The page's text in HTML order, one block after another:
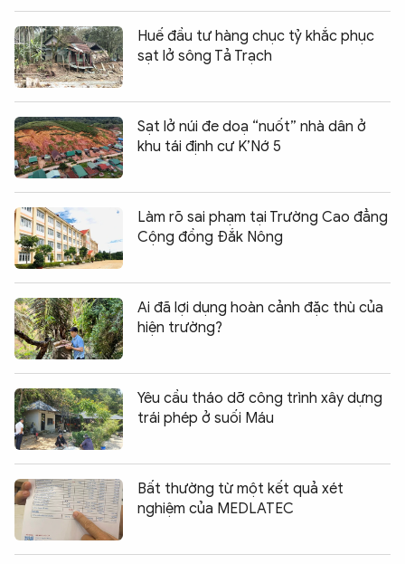
Huế đầu tư hàng chục tỷ khắc phục
sạt lở sông Tả Trạch
Sạt lở núi đe doạ “nuốt” nhà dân ở
khu tái định cư K’Nớ 5
Làm rõ sai phạm tại Trường Cao đẳng
Cộng đồng Đắk Nông
Ai đã lợi dụng hoàn cảnh đặc thù của
hiện trường?
Yêu cầu tháo dỡ công trình xây dựng
trái phép ở suối Máu
Bất thường từ một kết quả xét
nghiệm của MEDLATEC